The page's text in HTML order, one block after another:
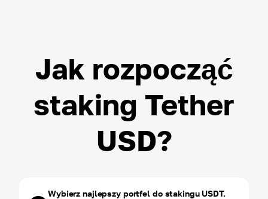
Jak rozpocząć
staking Tether
USD?
Wybierz najlepszy portfel do stakingu USDT.